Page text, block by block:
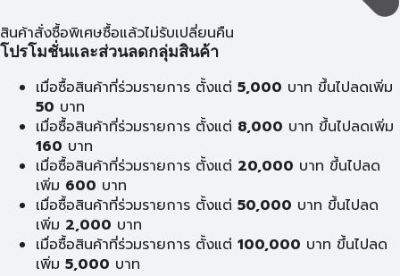
สินค้าสั่งซื้อพิเศษซื้อแล้วไม่รับเปลี่ยนคืน
โปรโมชั่นและส่วนลดกลุ่มสินค้า
เมื่อซื้อสินค้าที่ร่วมรายการ ตั้งแต่ 5,000 บาท ขึ้นไปลดเพิ่ม
50 บาท
เมื่อซื้อสินค้าที่ร่วมรายการ ตั้งแต่ 8,000 บาท ขึ้นไปลดเพิ่ม
160 บาท
เมื่อซื้อสินค้าที่ร่วมรายการ ตั้งแต่ 20,000 บาท ขึ้นไปลด
เพิ่ม 600 บาท
เมื่อซื้อสินค้าที่ร่วมรายการ ตั้งแต่ 50,000 บาท ขึ้นไปลด
เพิ่ม 2,000 บาท
เมื่อซื้อสินค้าที่ร่วมรายการ ตั้งแต่ 100,000 บาท ขึ้นไปลด
เพิ่ม 5,000 บาท